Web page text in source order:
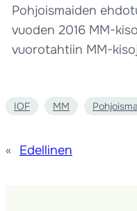
Pohjoismaiden
vuoden 2016 MM-
vuorotahtiin MM-
IOF MM
« Edellinen